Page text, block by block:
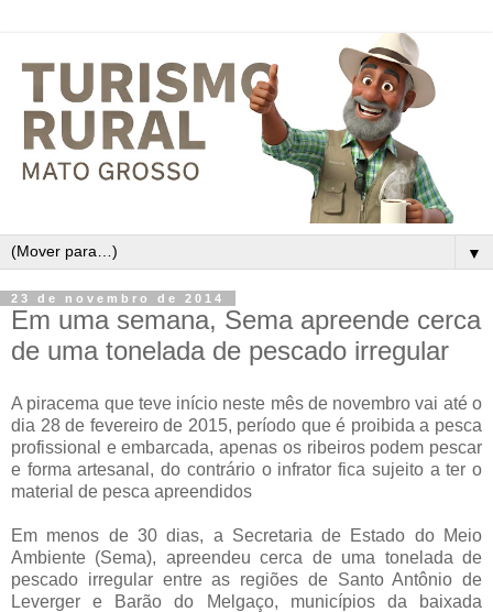
▼
23 de novembro de 2014
Em uma semana, Sema apreende cerca
de uma tonelada de pescado irregular
A piracema que teve início neste mês de novembro vai até o
dia 28 de fevereiro de 2015, período que é proibida a pesca
profissional e embarcada, apenas os ribeiros podem pescar
e forma artesanal, do contrário o infrator fica sujeito a ter o
material de pesca apreendidos
Em menos de 30 dias, a Secretaria de Estado do Meio
Ambiente (Sema), apreendeu cerca de uma tonelada de
pescado irregular entre as regiões de Santo Antônio de
Leverger e Barão do Melgaço, municípios da baixada